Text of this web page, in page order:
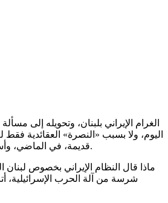
الغرام الإيراني بلبنان، وتحويله إلى
اليوم، ولا بسبب «النصرة» العقائدية
قديمة، في الماضي، وأسباب مُتشعّبة في الحاضر.
ماذا قال النظام الإيراني بخصوص لبنان
شرسة من آلة الحرب الإسرائيلية،